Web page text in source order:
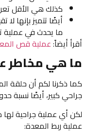
كذلك هي الأقل
أيضًا تتميز بإنها
ما يحدث في عملية
أقرأ أيضاً:عملية قص
ما هي مخاطر
كما ذكرنا لكم أن حلقة
جراحي كبير، أيضًا نسبة
لكن أي عملية جراحية لها
عملية ربط المعدة: